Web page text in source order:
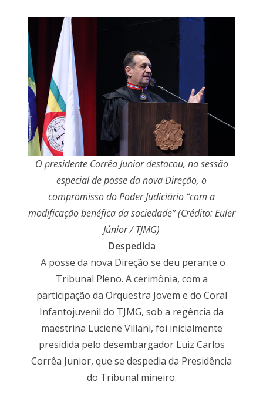
O presidente Corrêa Junior destacou, na sessão
especial de posse da nova Direção, o
compromisso do Poder Judiciário “com a
modificação benéfica da sociedade” (Crédito: Euler
Júnior / TJMG)
Despedida
A posse da nova Direção se deu perante o
Tribunal Pleno. A cerimônia, com a
participação da Orquestra Jovem e do Coral
Infantojuvenil do TJMG, sob a regência da
maestrina Luciene Villani, foi inicialmente
presidida pelo desembargador Luiz Carlos
Corrêa Junior, que se despedia da Presidência
do Tribunal mineiro.